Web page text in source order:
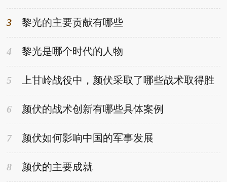
3 黎光的主要贡献有哪些
4 黎光是哪个时代的人物
5
上甘岭战役中，颜伏采取了哪些战术取得胜
利
6
颜伏的战术创新有哪些具体案例
7 颜伏如何影响中国的军事发展
8 颜伏的主要成就